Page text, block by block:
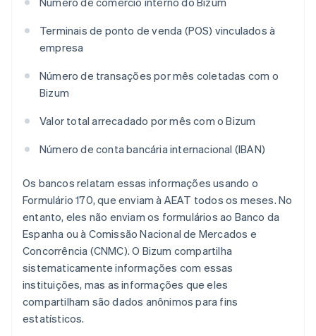
Terminais de ponto de venda (POS) vinculados à
empresa
Número de transações por mês coletadas com o
Bizum
Valor total arrecadado por mês com o Bizum
Número de conta bancária internacional (IBAN)
Os bancos relatam essas informações usando o
Formulário 170, que enviam à AEAT todos os meses. No
entanto, eles não enviam os formulários ao Banco da
Espanha ou à Comissão Nacional de Mercados e
Concorrência (CNMC). O Bizum compartilha
sistematicamente informações com essas
instituições, mas as informações que eles
compartilham são dados anônimos para fins
estatísticos.